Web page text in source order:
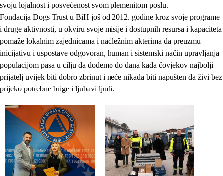
svoju lojalnost i posvećenost svom plemenitom poslu.
Fondacija Dogs Trust u BiH još od 2012. godine kroz svoje programe
i druge aktivnosti, u okviru svoje misije i dostupnih resursa i kapaciteta
pomaže lokalnim zajednicama i nadležnim akterima da preuzmu
inicijativu i uspostave odgovoran, human i sistemski način upravljanja
populacijom pasa u cilju da dođemo do dana kada čovjekov najbolji
prijatelj uvijek biti dobro zbrinut i neće nikada biti napušten da živi bez
prijeko potrebne brige i ljubavi ljudi.